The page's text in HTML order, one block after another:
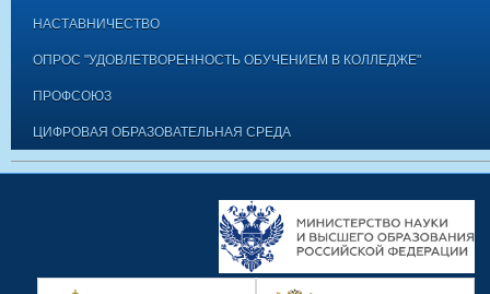
НАСТАВНИЧЕСТВО
ОПРОС "УДОВЛЕТВОРЕННОСТЬ ОБУЧЕНИЕМ В КОЛЛЕДЖЕ"
ПРОФСОЮЗ
ЦИФРОВАЯ ОБРАЗОВАТЕЛЬНАЯ СРЕДА